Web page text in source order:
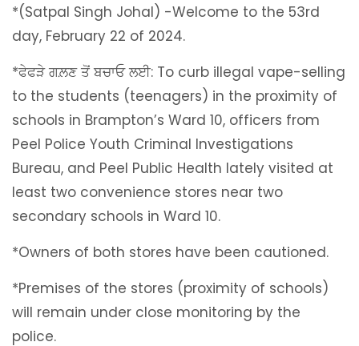
*(Satpal Singh Johal) -Welcome to the 53rd
day, February 22 of 2024.
*ਫੇਫੜੇ ਗਲ਼ਣ ਤੋਂ ਬਚਾਓ ਲਈ: To curb illegal vape-selling
to the students (teenagers) in the proximity of
schools in Brampton’s Ward 10, officers from
Peel Police Youth Criminal Investigations
Bureau, and Peel Public Health lately visited at
least two convenience stores near two
secondary schools in Ward 10.
*Owners of both stores have been cautioned.
*Premises of the stores (proximity of schools)
will remain under close monitoring by the
police.